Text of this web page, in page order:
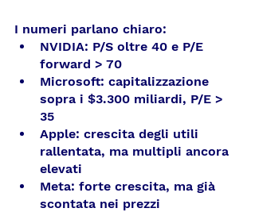
I numeri parlano chiaro:
NVIDIA: P/S oltre 40 e P/E
forward > 70
Microsoft: capitalizzazione
sopra i $3.300 miliardi, P/E >
35
Apple: crescita degli utili
rallentata, ma multipli ancora
elevati
Meta: forte crescita, ma già
scontata nei prezzi